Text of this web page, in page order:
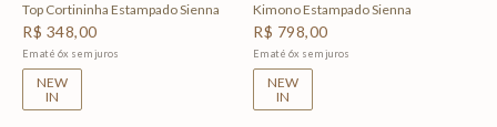
Top Cortininha Estampado Sienna
R$ 348,00
Em até 6x sem juros
NEW
IN
Kimono Estampado Sienna
R$ 798,00
Em até 6x sem juros
NEW
IN